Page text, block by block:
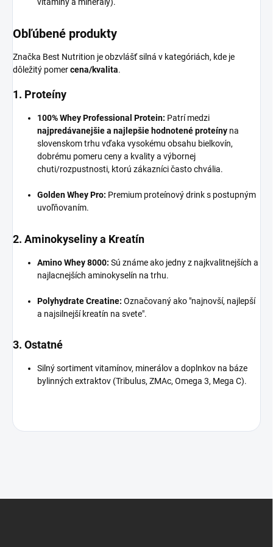
Obľúbené produkty
Značka Best Nutrition je obzvlášť silná v kategóriách, kde je
dôležitý pomercena/kvalita.
1. Proteíny
100% Whey Professional Protein: Patrí medzi
najpredávanejšie a najlepšie hodnotené proteíny na
slovenskom trhu vďaka vysokému obsahu bielkovín,
dobrému pomeru ceny a kvality a výbornej
chuti/rozpustnosti, ktorú zákazníci často chvália.
Golden Whey Pro: Premium proteínový drink s postupným
uvoľňovaním.
2. Aminokyseliny a Kreatín
Amino Whey 8000: Sú známe ako jedny z najkvalitnejších a
najlacnejších aminokyselín na trhu.
Polyhydrate Creatine: Označovaný ako "najnovší, najlepší
a najsilnejší kreatín na svete".
3. Ostatné
Silný sortiment vitamínov, minerálov a doplnkov na báze
bylinných extraktov (Tribulus, ZMAc, Omega 3, Mega C).